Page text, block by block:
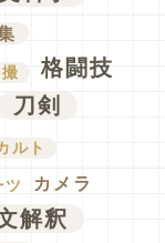
格闘技
刀剣
ルト
ツ カメラ
解釈